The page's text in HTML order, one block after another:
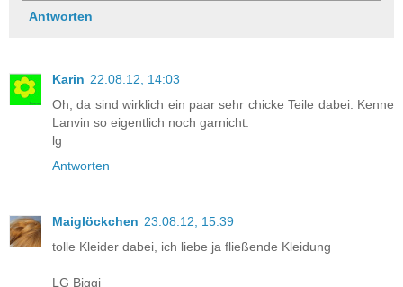
Antworten
Karin 22.08.12, 14:03
Oh, da sind wirklich ein paar sehr chicke Teile dabei. Kenne
Lanvin so eigentlich noch garnicht.
lg
Antworten
Maiglöckchen 23.08.12, 15:39
tolle Kleider dabei, ich liebe ja fließende Kleidung
LG Biggi